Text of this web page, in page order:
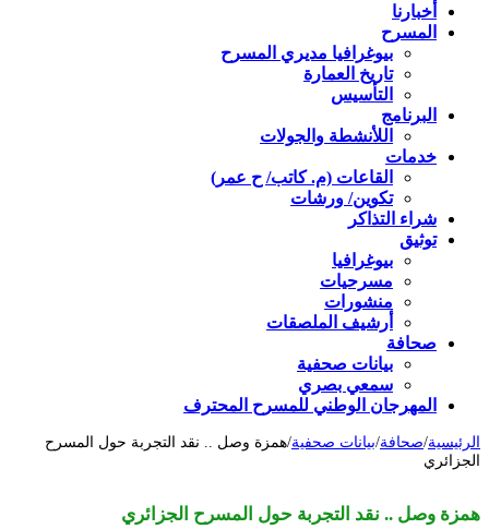
أخبارنا
المسرح
بيوغرافيا مديري المسرح
تاريخ العمارة
التأسيس
البرنامج
اللأنشطة والجولات
خدمات
القاعات (م. كاتب/ ح عمر)
تكوين/ ورشات
شراء التذاكر
توثيق
بيوغرافيا
مسرحيات
منشورات
أرشيف الملصقات
صحافة
بيانات صحفية
سمعي بصري
المهرجان الوطني للمسرح المحترف
الرئيسية/صحافة/بيانات صحفية/همزة وصل .. نقد التجربة حول المسرح
الجزائري
همزة وصل .. نقد التجربة حول المسرح الجزائري